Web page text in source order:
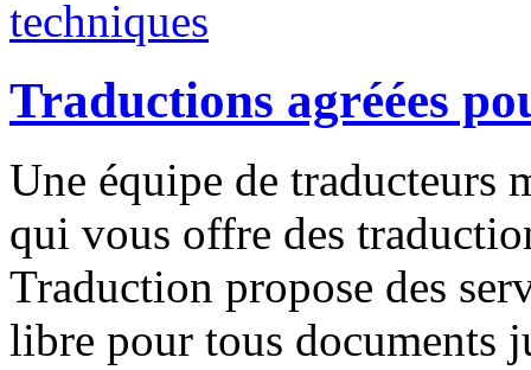
Traductions agréées
Une équipe de traducteurs
qui vous offre des
Traduction propose des
libre pour tous documents